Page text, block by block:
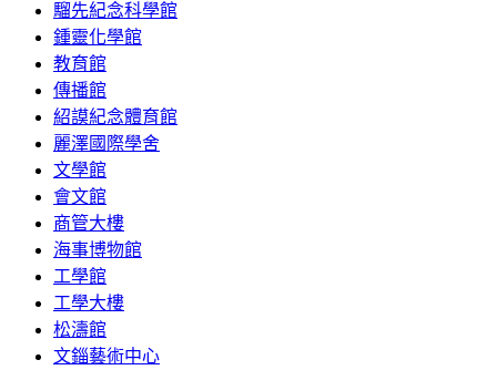
騮先紀念科學館
鍾靈化學館
教育館
傳播館
紹謨紀念體育館
麗澤國際學舍
文學館
會文館
商管大樓
海事博物館
工學館
工學大樓
松濤館
文錙藝術中心